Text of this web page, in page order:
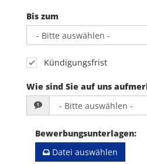
Bis zum
Kündigungsfrist
Wie sind Sie auf uns
Bewerbungsunterlagen:
Datei auswählen